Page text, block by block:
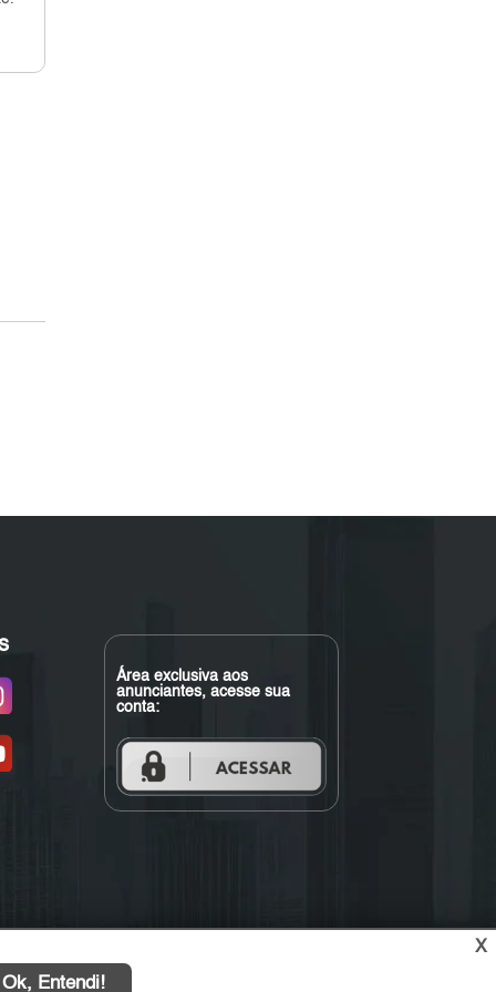
Área exclusiva aos
anunciantes, acesse sua
conta:
X
Ok, Entendi!